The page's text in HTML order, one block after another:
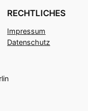
RECHTLICHES
Impressum
Datenschutz